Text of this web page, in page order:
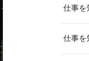
仕事を
仕事を